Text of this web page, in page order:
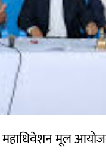
महाधिवेशन मूल